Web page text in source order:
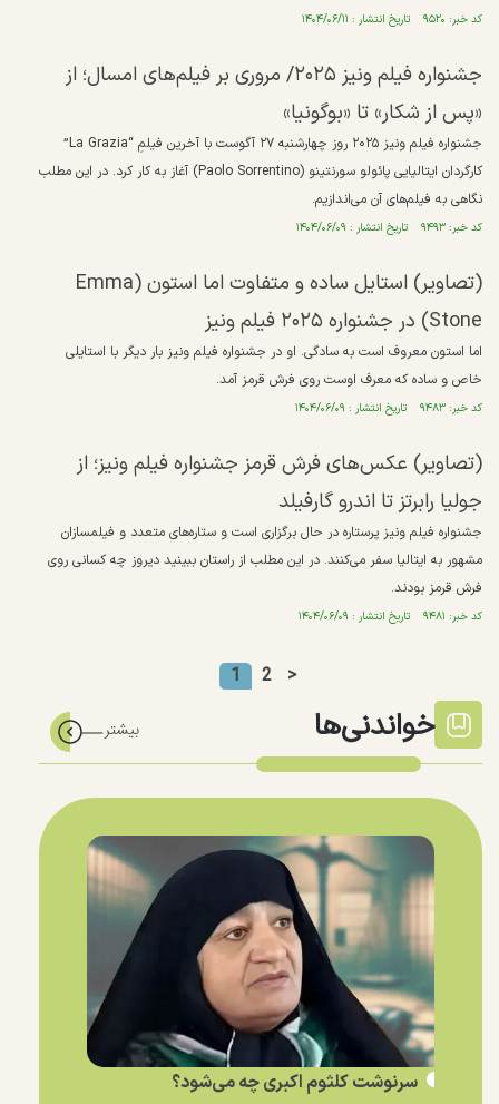
کد خبر: ۹۵۲۰ تاریخ انتشار : ۱۴۰۴/۰۶/۱۱
جشنواره فیلم ونیز ۲۰۲۵/ مروری بر فیلم‌های امسال؛ از
«پس از شکار» تا «بوگونیا»
جشنواره فیلم ونیز ۲۰۲۵ روز چهارشنبه ۲۷ آگوست با آخرین فیلمِ “La Grazia”
کارگردان ایتالیایی پائولو سورنتینو (Paolo Sorrentino) آغاز به کار کرد. در این مطلب
نگاهی به فیلم‌های آن می‌اندازیم.
کد خبر: ۹۴۹۳ تاریخ انتشار : ۱۴۰۴/۰۶/۰۹
(تصاویر) استایل ساده و متفاوت اما استون (Emma
Stone) در جشنواره ۲۰۲۵ فیلم ونیز
اما استون معروف است به سادگی. او در جشنواره فیلم ونیز بار دیگر با استایلی
خاص و ساده که معرف اوست روی فرش قرمز آمد.
کد خبر: ۹۴۸۳ تاریخ انتشار : ۱۴۰۴/۰۶/۰۹
(تصاویر) عکس‌های فرش قرمز جشنواره فیلم ونیز؛ از
جولیا رابرتز تا اندرو گارفیلد
جشنواره فیلم ونیز پرستاره در حال برگزاری است و ستاره‌های متعدد و فیلمسازان
مشهور به ایتالیا سفر می‌کنند. در این مطلب از راستان ببینید دیروز چه کسانی روی
فرش قرمز بودند.
کد خبر: ۹۴۸۱ تاریخ انتشار : ۱۴۰۴/۰۶/۰۹
1 2 >
خواندنی‌ها
سرنوشت کلثوم اکبری چه می‌شود؟